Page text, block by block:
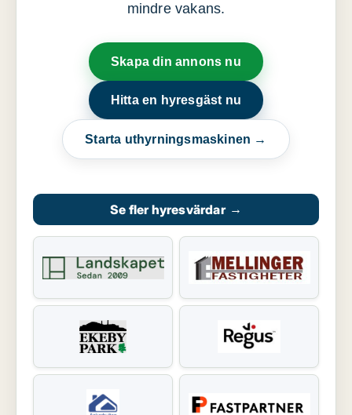
mindre vakans.
Skapa din annons nu
Hitta en hyresgäst nu
Starta uthyrningsmaskinen →
Se fler hyresvärdar →